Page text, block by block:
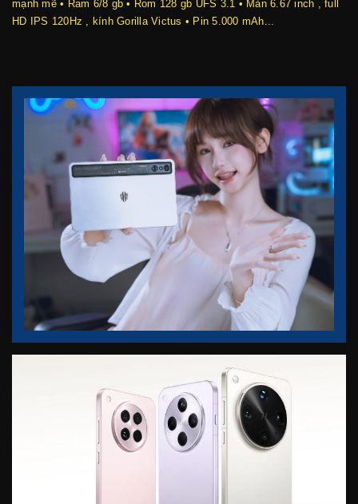
mạnh mẽ • Ram 6/8 gb • Rom 128 gb UFS 3.1 • Màn 6.67 inch , full
HD IPS 120Hz , kính Gorilla Victus • Pin 5.000 mAh...